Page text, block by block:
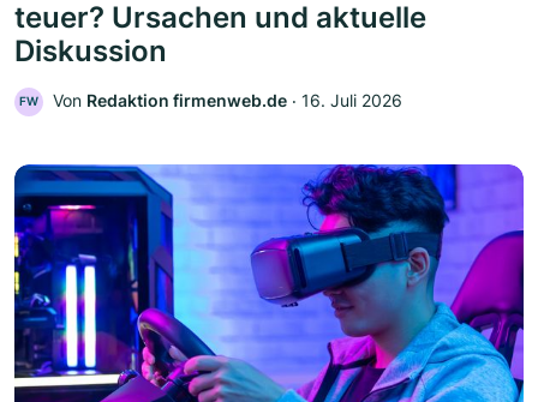
teuer? Ursachen und aktuelle
Diskussion
FW Von Redaktion firmenweb.de ‧ 16. Juli 2026